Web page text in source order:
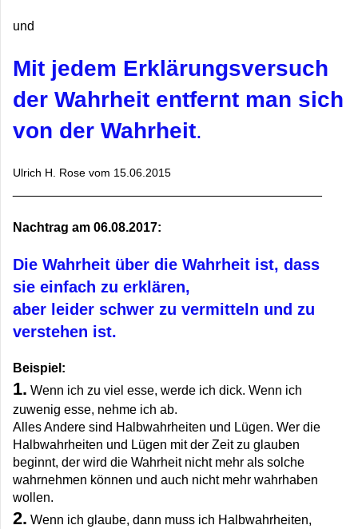
und
Mit jedem Erklärungsversuch
der Wahrheit entfernt man sich
von der Wahrheit.
Ulrich H. Rose vom 15.06.2015
Nachtrag am 06.08.2017:
Die Wahrheit über die Wahrheit ist, dass
sie einfach zu erklären,
aber leider schwer zu vermitteln und zu
verstehen ist.
Beispiel:
1. Wenn ich zu viel esse, werde ich dick. Wenn ich
zuwenig esse, nehme ich ab.
Alles Andere sind Halbwahrheiten und Lügen. Wer die
Halbwahrheiten und Lügen mit der Zeit zu glauben
beginnt, der wird die Wahrheit nicht mehr als solche
wahrnehmen können und auch nicht mehr wahrhaben
wollen.
2. Wenn ich glaube, dann muss ich Halbwahrheiten,